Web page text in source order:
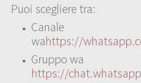
Puoi scegliere tra:
Canale
wahttps://
Gruppo wa
https://